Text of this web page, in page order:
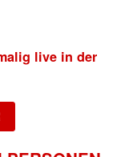
live in der